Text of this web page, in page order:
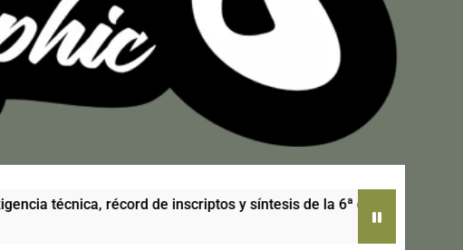
de inscriptos y síntesis de la 6ª cita del calendario